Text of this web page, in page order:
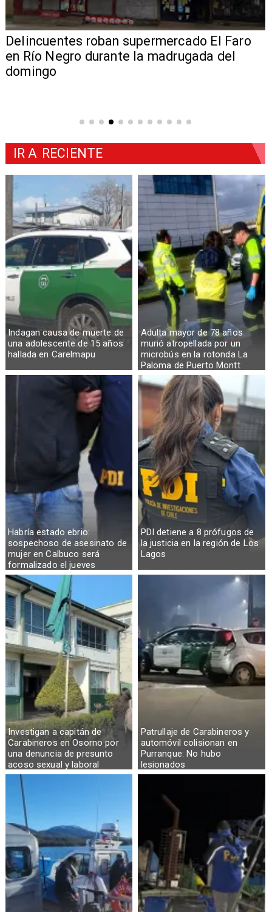
Delincuentes roban supermercado El Faro
en Río Negro durante la madrugada del
domingo
Indagan causa de muerte de
una adolescente de 15 años
hallada en Carelmapu
Adulta mayor de 78 años
murió atropellada por un
microbús en la rotonda La
Paloma de Puerto Montt
Habría estado ebrio:
sospechoso de asesinato de
mujer en Calbuco será
formalizado el jueves
PDI detiene a 8 prófugos de
la justicia en la región de Los
Lagos
Investigan a capitán de
Carabineros en Osorno por
una denuncia de presunto
acoso sexual y laboral
Patrullaje de Carabineros y
automóvil colisionan en
Purranque: No hubo
lesionados
IR A RECIENTE